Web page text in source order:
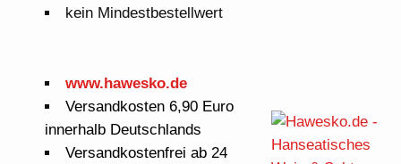
kein Mindestbestellwert
www.hawesko.de
Versandkosten 6,90 Euro
innerhalb Deutschlands
Versandkostenfrei ab 24